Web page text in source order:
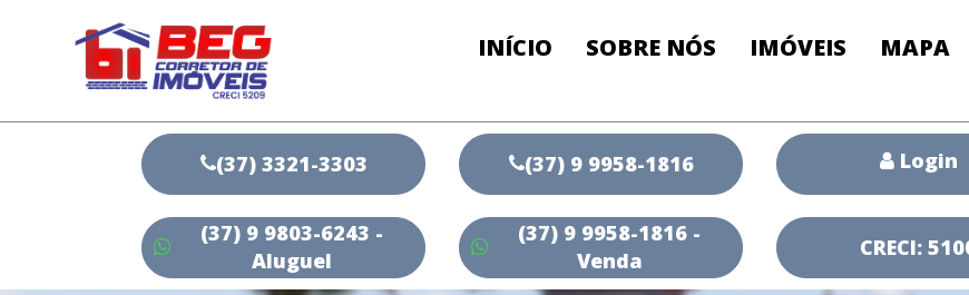
INÍCIO SOBRE NÓS IMÓVEIS MAPA
(37) 3321-3303
(37) 9 9803-6243 -
Aluguel
(37) 9 9958-1816
(37) 9 9958-1816 -
Venda
Login
CRECI: